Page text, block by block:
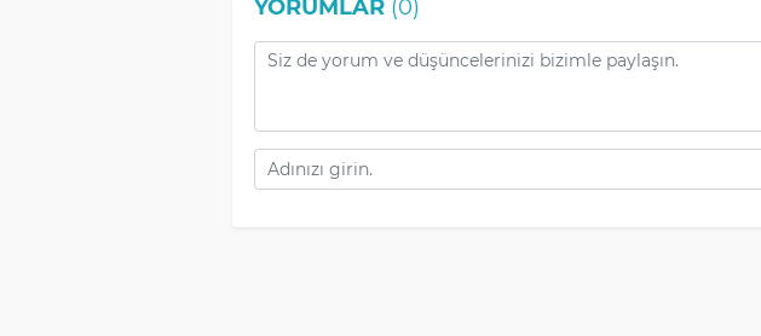
YORUMLAR(0)